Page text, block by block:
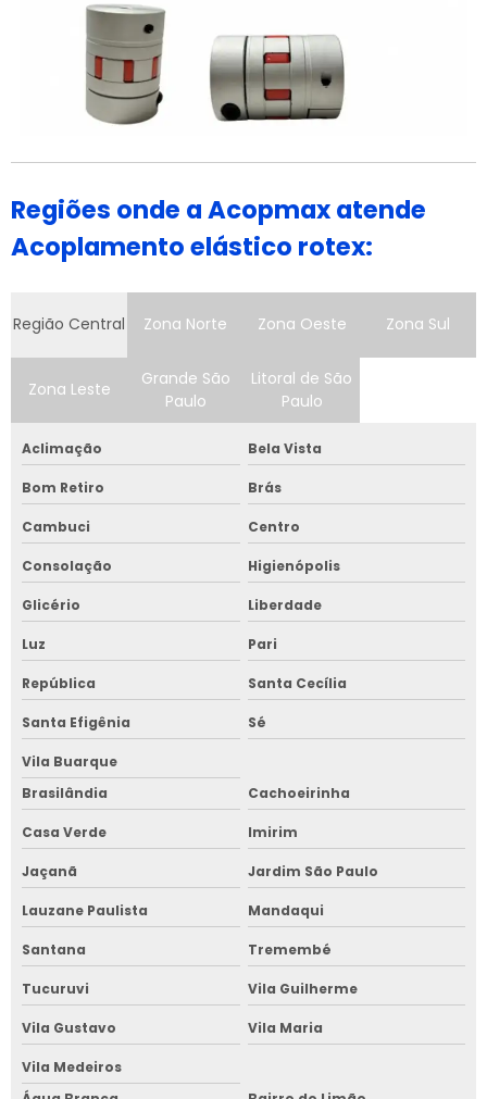
Regiões onde a Acopmax atende
Acoplamento elástico rotex:
Região Central Zona Norte Zona Oeste Zona Sul
Zona Leste
Grande São
Paulo
Litoral de São
Paulo
Aclimação Bela Vista
Bom Retiro Brás
Cambuci Centro
Consolação Higienópolis
Glicério Liberdade
Luz Pari
República Santa Cecília
Santa Efigênia Sé
Vila Buarque
Brasilândia
Cachoeirinha
Casa Verde Imirim
Jaçanã Jardim São Paulo
Lauzane Paulista Mandaqui
Santana Tremembé
Tucuruvi Vila Guilherme
Vila Gustavo Vila Maria
Vila Medeiros